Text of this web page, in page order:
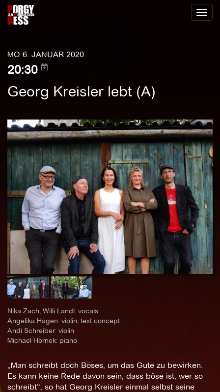
Toggle
MO 6. JANUAR 2020
20:30
Georg Kreisler lebt (A)
Nika Zach, Willi Landl: vocals
Angelika Hagen: violin, text concept
Andi Schreiber: violin
Michael Hornek: piano
„Man schreibt doch Böses, um das Gute zu bewirken.
Es kann keine Rede davon sein, dass böse ist, wer so
schreibt“, so hat Georg Kreisler einmal selbst seine